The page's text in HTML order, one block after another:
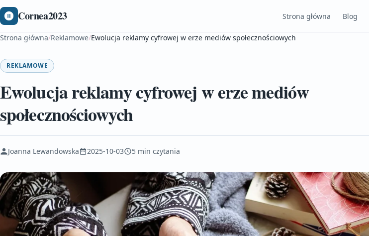
Cornea2023 Strona główna Blog
Strona główna/Reklamowe/Ewolucja reklamy cyfrowej w erze mediów społecznościowych
REKLAMOWE
Ewolucja reklamy cyfrowej w erze mediów
społecznościowych
Joanna Lewandowska 2025-10-03 5 min czytania